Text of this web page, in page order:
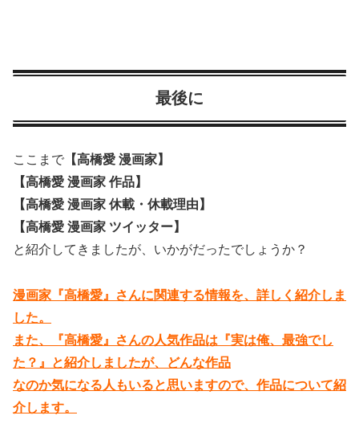
最後に
ここまで 【高橋愛 漫画家】
【高橋愛 漫画家 作品】
【高橋愛 漫画家 休載・休載理由】
【高橋愛 漫画家 ツイッター】
と紹介してきましたが、いかがだったでしょうか？
漫画家『高橋愛』さんに関連する情報を、詳しく紹介しま
した。
また、『高橋愛』さんの人気作品は『実は俺、最強でし
た？』と紹介しましたが、どんな作品
なのか気になる人もいると思いますので、作品について紹
介します。